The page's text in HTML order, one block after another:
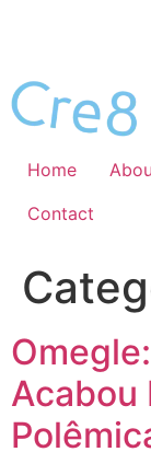
Home
Contact
Acabou